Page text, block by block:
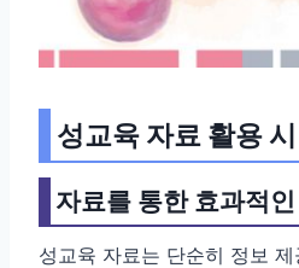
성교육 자료 활용
자료를 통한 효과적
성교육 자료는 단순히 정보